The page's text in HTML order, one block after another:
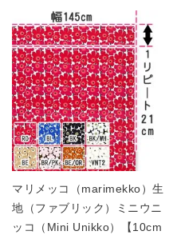
マリメッコ（marimekko）生
地（ファブリック）ミニウニ
ッコ（Mini Unikko）【10cm